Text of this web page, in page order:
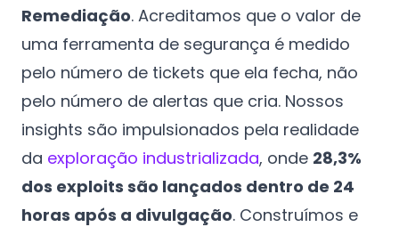
Remediação. Acreditamos que o valor de
uma ferramenta de segurança é medido
pelo número de tickets que ela fecha, não
pelo número de alertas que cria. Nossos
insights são impulsionados pela realidade
da exploração industrializada, onde 28,3%
dos exploits são lançados dentro de 24
horas após a divulgação. Construímos e